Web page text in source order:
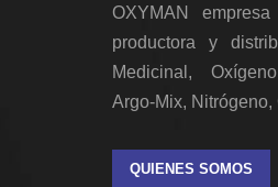
OXYMAN
productora y
Medicinal,
Argo-Mix, Nitrógeno,
QUIENES SOMOS